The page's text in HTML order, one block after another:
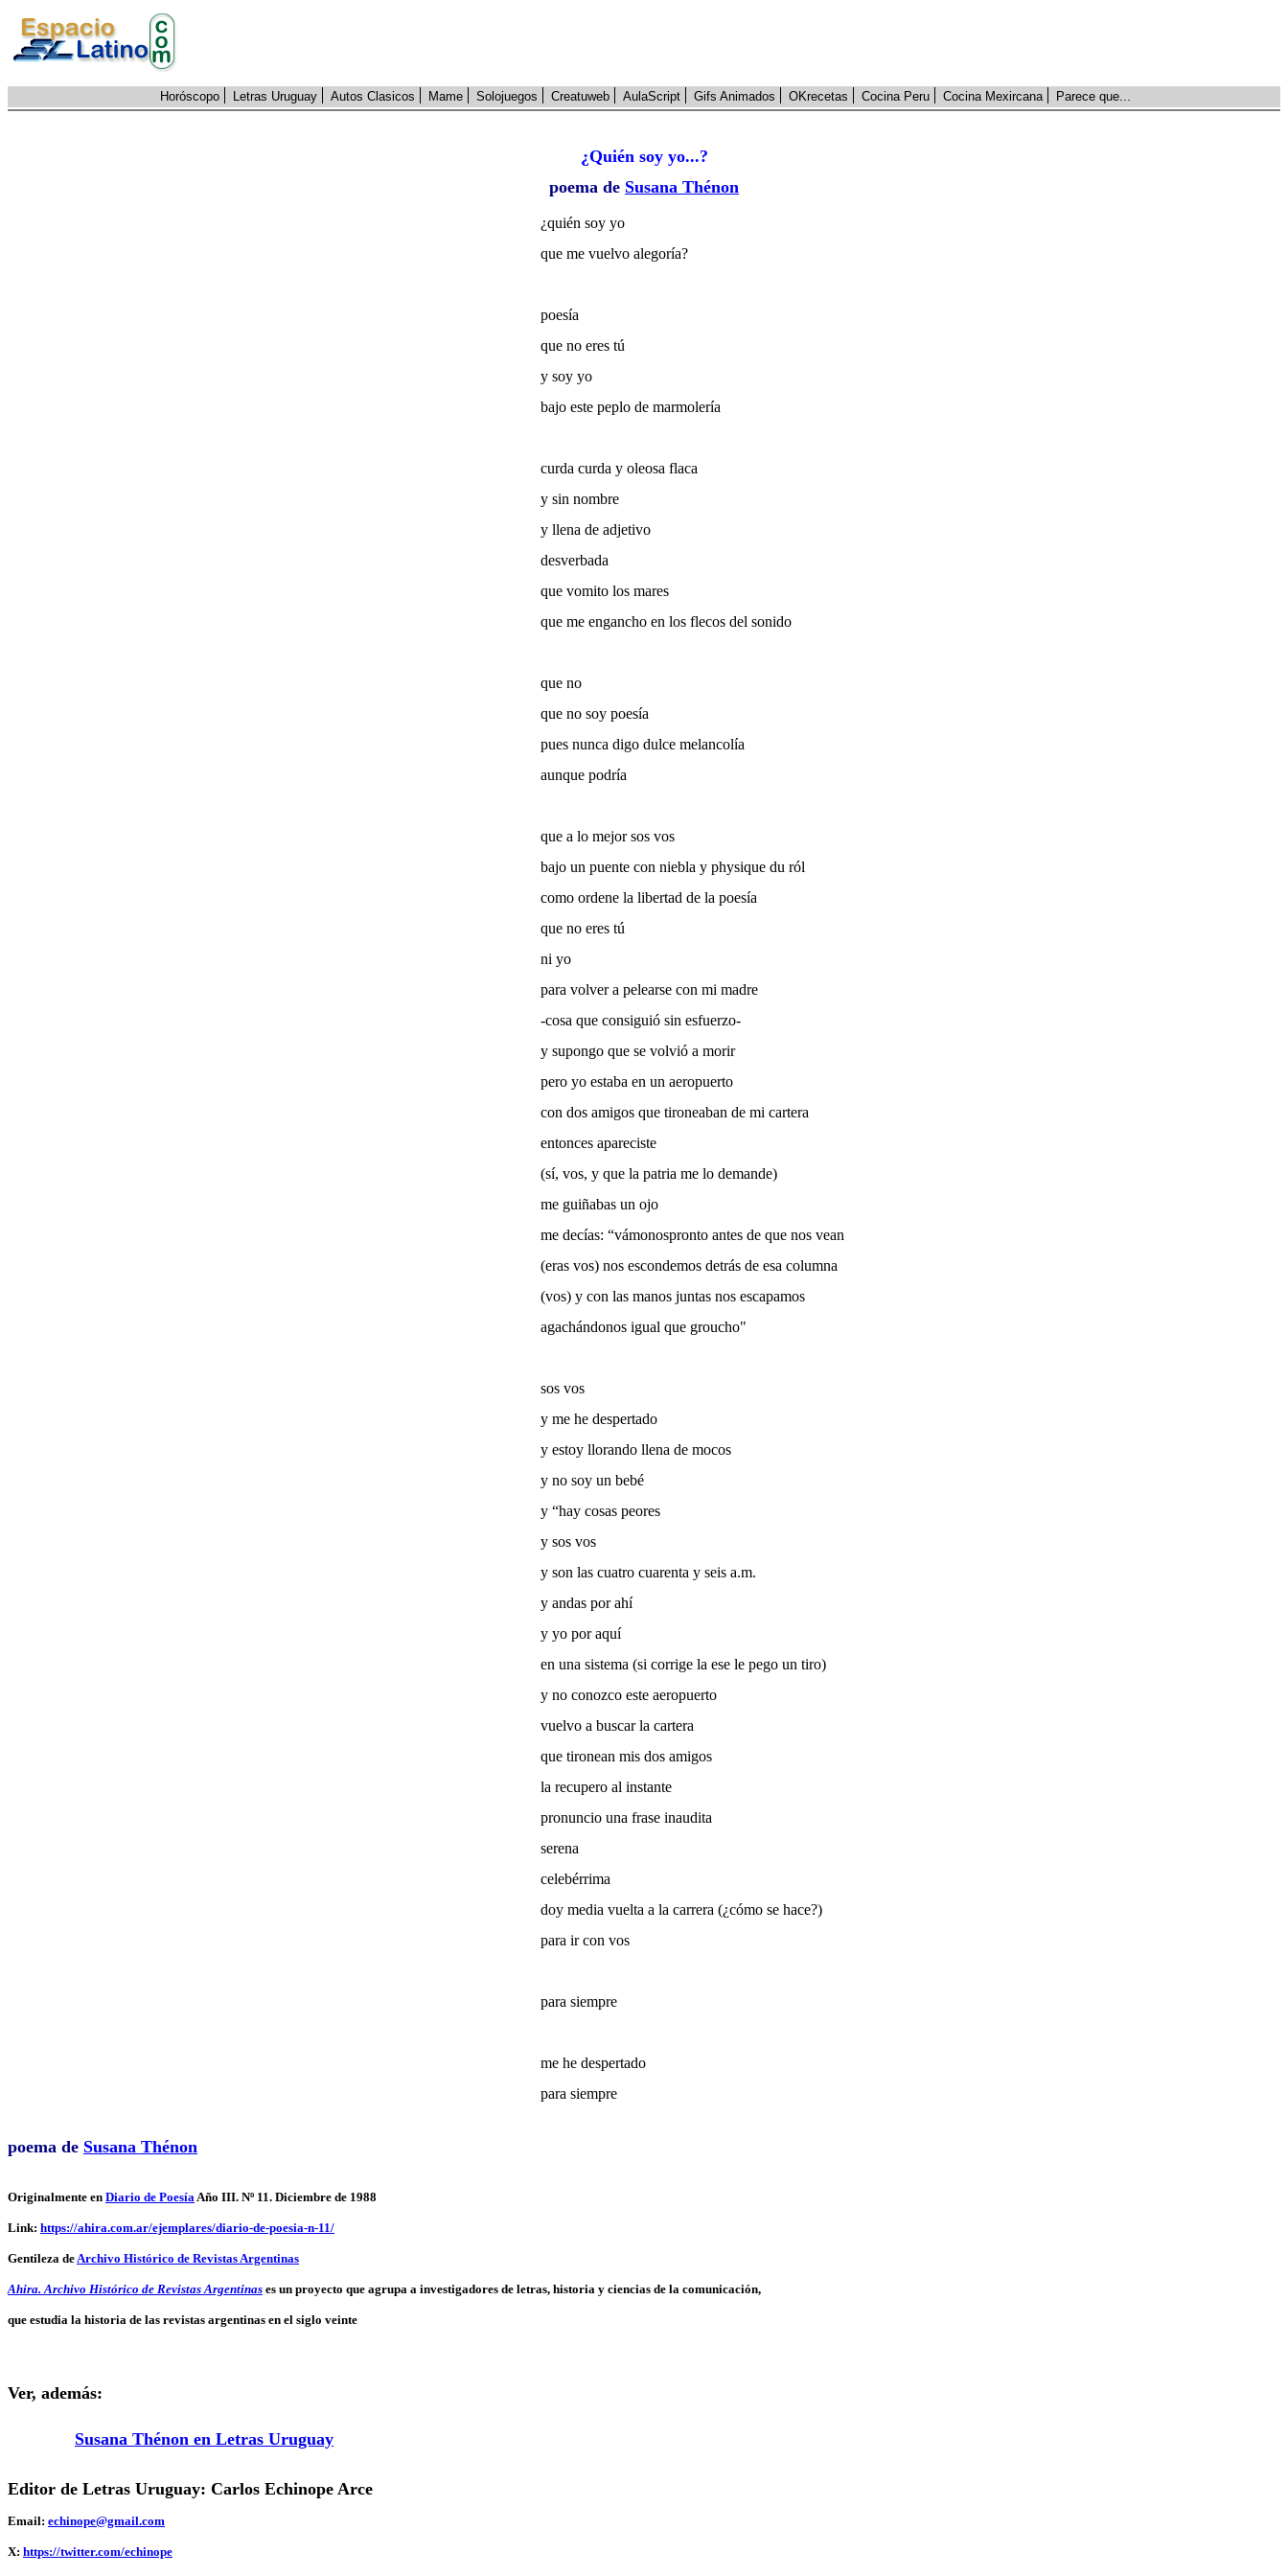
Horóscopo Letras Uruguay Autos Clasicos Mame Solojuegos Creatuweb AulaScript Gifs Animados OKrecetas Cocina Peru Cocina Mexircana Parece que...
¿Quién soy yo...?
poema de Susana Thénon
¿quién soy yo
que me vuelvo alegoría?
poesía
que no eres tú
y soy yo
bajo este peplo de marmolería
curda curda y oleosa flaca
y sin nombre
y llena de adjetivo
desverbada
que vomito los mares
que me engancho en los flecos del sonido
que no
que no soy poesía
pues nunca digo dulce melancolía
aunque podría
que a lo mejor sos vos
bajo un puente con niebla y physique du ról
como ordene la libertad de la poesía
que no eres tú
ni yo
para volver a pelearse con mi madre
-cosa que consiguió sin esfuerzo-
y supongo que se volvió a morir
pero yo estaba en un aeropuerto
con dos amigos que tironeaban de mi cartera
entonces apareciste
(sí, vos, y que la patria me lo demande)
me guiñabas un ojo
me decías: “vámonospronto antes de que nos vean
(eras vos) nos escondemos detrás de esa columna
(vos) y con las manos juntas nos escapamos
agachándonos igual que groucho"
sos vos
y me he despertado
y estoy llorando llena de mocos
y no soy un bebé
y “hay cosas peores
y sos vos
y son las cuatro cuarenta y seis a.m.
y andas por ahí
y yo por aquí
en una sistema (si corrige la ese le pego un tiro)
y no conozco este aeropuerto
vuelvo a buscar la cartera
que tironean mis dos amigos
la recupero al instante
pronuncio una frase inaudita
serena
celebérrima
doy media vuelta a la carrera (¿cómo se hace?)
para ir con vos
para siempre
me he despertado
para siempre
poema de Susana Thénon
Originalmente en Diario de PoesíaAño III. Nº 11. Diciembre de 1988
Link: https://ahira.com.ar/ejemplares/diario-de-poesia-n-11/
Gentileza deArchivo Histórico de Revistas Argentinas
Ahira. Archivo Histórico de Revistas Argentinas es un proyecto que agrupa a investigadores de letras, historia y ciencias de la comunicación,
que estudia la historia de las revistas argentinas en el siglo veinte
Ver, además:
Susana Thénon en Letras Uruguay
Editor de Letras Uruguay: Carlos Echinope Arce
Email: echinope@gmail.com
X: https://twitter.com/echinope